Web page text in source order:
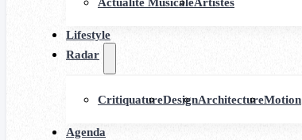
Actualité MusicaleArtistes
Lifestyle
Radar
CritiquatureDesignArchitectureMotion
Agenda